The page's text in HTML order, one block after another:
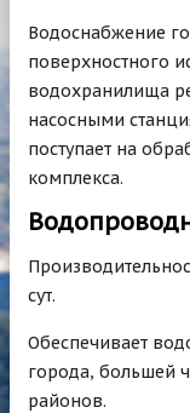
Водоснабжение
поверхностного
водохранилища
насосными
поступает на
комплекса.
сут.
Обеспечивает
города, большей
районов.